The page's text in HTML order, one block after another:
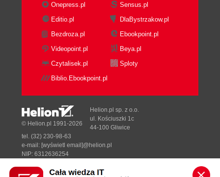
także brandy:
Editio Black, w
którym znaleźć
Onepress.pl
Sensus.pl
Editio.pl
DlaBystrzakow.pl
Bezdroza.pl
Ebookpoint.pl
Videopoint.pl
Beya.pl
Czytalisek.pl
Sploty
Biblio.Ebookpoint.pl
© Helion.pl 1991-2026
Helion.pl sp. z o.o.
ul. Kościuszki 1c
44-100 Gliwice
tel. (32) 230-98-63
e-mail: [wyświetl email]@helion.pl
NIP: 6312636254